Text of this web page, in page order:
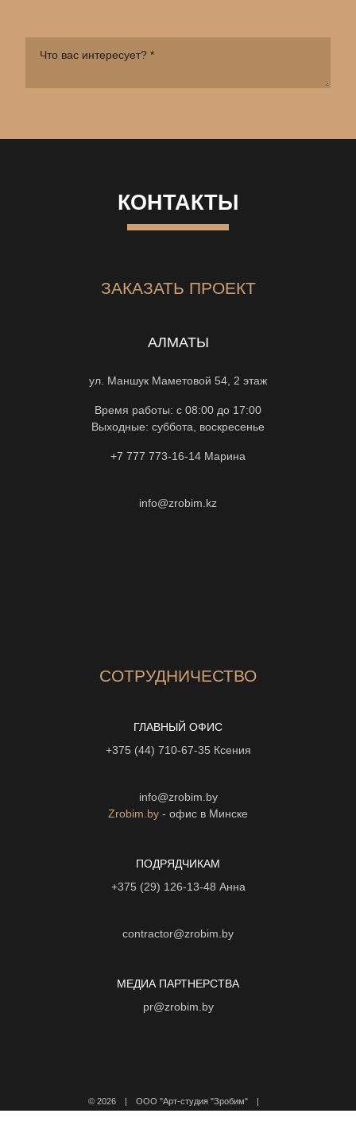
КОНТАКТЫ
ЗАКАЗАТЬ ПРОЕКТ
АЛМАТЫ
ул. Маншук Маметовой 54, 2 этаж
Время работы: с 08:00 до 17:00
Выходные: суббота, воскресенье
+7 777 773-16-14 Марина
info@zrobim.kz
СОТРУДНИЧЕСТВО
ГЛАВНЫЙ ОФИС
+375 (44) 710-67-35 Ксения
info@zrobim.by
Zrobim.by - офис в Минске
ПОДРЯДЧИКАМ
+375 (29) 126-13-48 Анна
contractor@zrobim.by
МЕДИА ПАРТНЕРСТВА
pr@zrobim.by
© 2026 | ООО "Арт-студия "Зробим" |